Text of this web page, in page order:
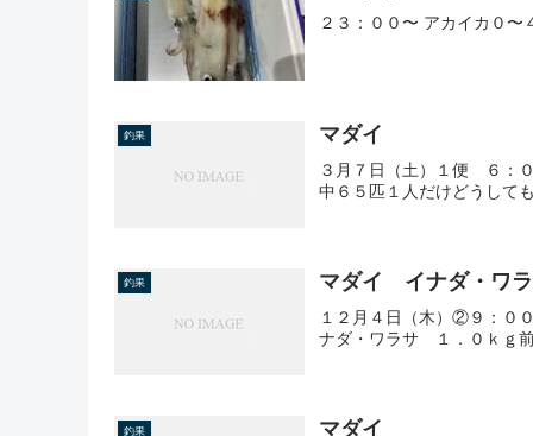
２３：００〜 アカイカ０〜
釣果 マダイ
３月７日（土）１便 ６：
中６５匹１人だけどうして
釣果 マダイ イナダ・ワ
１２月４日（木）②９：
ナダ・ワラサ １．０ｋｇ
釣果 マダイ